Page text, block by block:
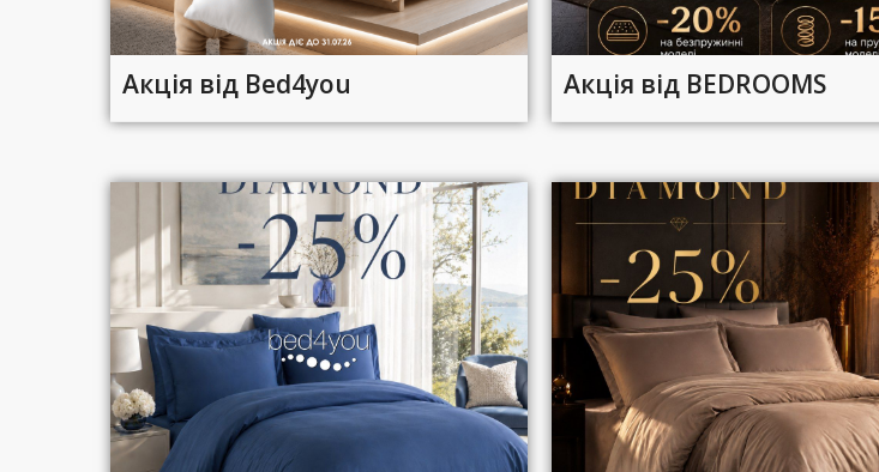
Акція від Bed4you Акція від BEDROOMS